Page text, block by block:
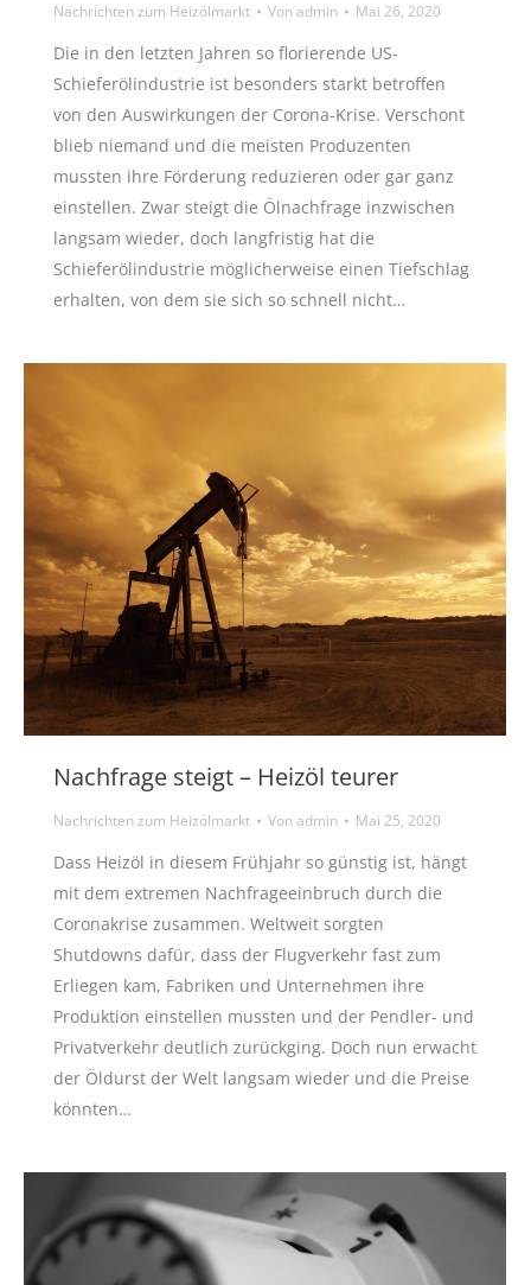
Nachrichten zum Heizölmarkt Vonadmin Mai 26, 2020
Die in den letzten Jahren so florierende US-
Schieferölindustrie ist besonders starkt betroffen
von den Auswirkungen der Corona-Krise. Verschont
blieb niemand und die meisten Produzenten
mussten ihre Förderung reduzieren oder gar ganz
einstellen. Zwar steigt die Ölnachfrage inzwischen
langsam wieder, doch langfristig hat die
Schieferölindustrie möglicherweise einen Tiefschlag
erhalten, von dem sie sich so schnell nicht…
Nachfrage steigt – Heizöl teurer
Nachrichten zum Heizölmarkt Vonadmin Mai 25, 2020
Dass Heizöl in diesem Frühjahr so günstig ist, hängt
mit dem extremen Nachfrageeinbruch durch die
Coronakrise zusammen. Weltweit sorgten
Shutdowns dafür, dass der Flugverkehr fast zum
Erliegen kam, Fabriken und Unternehmen ihre
Produktion einstellen mussten und der Pendler- und
Privatverkehr deutlich zurückging. Doch nun erwacht
der Öldurst der Welt langsam wieder und die Preise
könnten…